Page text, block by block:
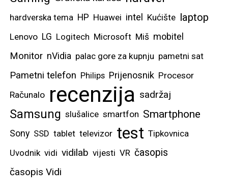
hardverska tema HP Huawei intel Kućište laptop
Lenovo LG Logitech Microsoft Miš mobitel
Monitor nVidia palac gore za kupnju pametni sat
Pametni telefon Philips Prijenosnik Procesor
Računalo recenzija sadržaj
Samsung slušalice smartfon Smartphone
Sony SSD tablet televizor test Tipkovnica
Uvodnik vidi vidilab vijesti VR časopis
časopis Vidi